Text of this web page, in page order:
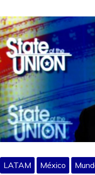
LATAM México